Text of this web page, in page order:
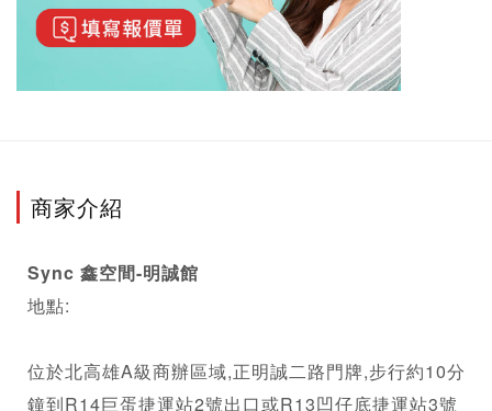
商家介紹
Sync 鑫空間-明誠館
地點:
位於北高雄A級商辦區域,正明誠二路門牌,步行約10分
鐘到R14巨蛋捷運站2號出口或R13凹仔底捷運站3號